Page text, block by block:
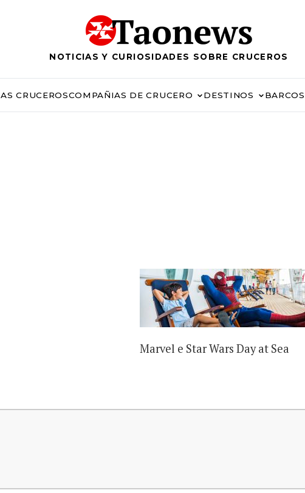
NOTICIAS Y CURIOSIDADES SOBRE CRUCEROS
CRUCEROSCOMPAÑIAS DE CRUCERO DESTINOS BARCOS
Marvel e Star Wars Day at Sea